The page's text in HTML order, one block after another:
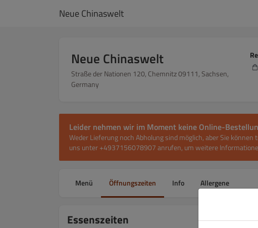
Neue Chinaswelt
Neue Chinaswelt
Straße der Nationen 120, Chemnitz 09111, Sachsen,
Germany
Leider nehmen wir im Moment keine Online-
Weder Lieferung noch Abholung sind möglich, aber Sie
uns unter +4937156078907 anrufen, um weitere
Menü Öffnungszeiten Info Allergene
Essenszeiten